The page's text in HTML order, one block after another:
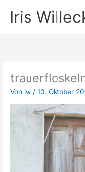
InhaltIris
Von iw /10. Oktober